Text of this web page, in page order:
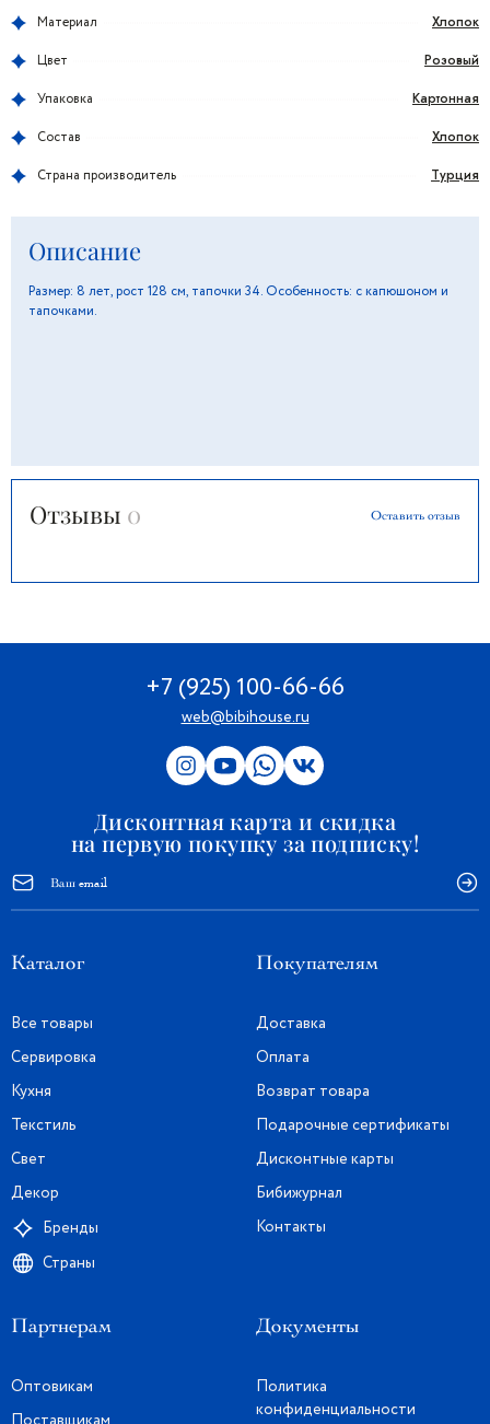
Материал Хлопок
Цвет Розовый
Упаковка Картонная
Состав Хлопок
Страна производитель Турция
Описание
Размер: 8 лет, рост 128 см, тапочки 34. Особенность: с капюшоном и
тапочками.
Отзывы 0 Оставить отзыв
+7 (925) 100-66-66
web@bibihouse.ru
Дисконтная карта и скидка
на первую покупку за подписку!
Каталог
Все товары
Сервировка
Кухня
Текстиль
Свет
Декор
Бренды
Страны
Покупателям
Доставка
Оплата
Возврат товара
Подарочные сертификаты
Дисконтные карты
Бибижурнал
Контакты
Партнерам
Оптовикам
Документы
Политика
конфиденциальности